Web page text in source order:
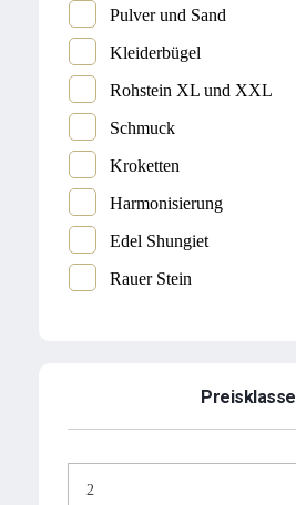
Pulver und Sand
Kleiderbügel
Rohstein XL und XXL
Schmuck
Kroketten
Harmonisierung
Edel Shungiet
Rauer Stein
Preisklasse